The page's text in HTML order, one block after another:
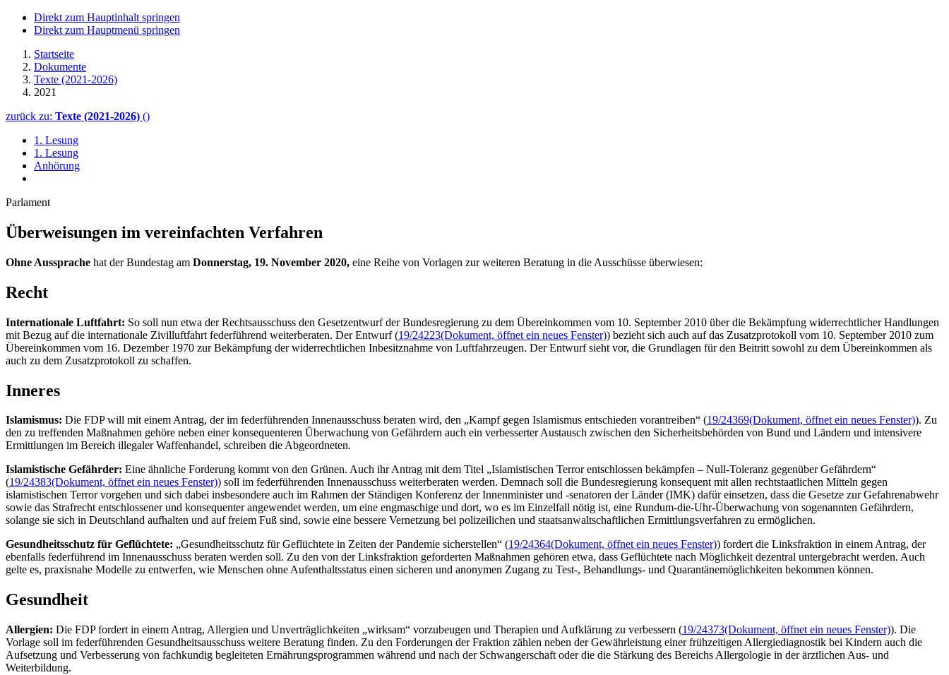
Direkt zum Hauptinhalt springen
Direkt zum Hauptmenü springen
Startseite
Dokumente
Texte (2021-2026)
2021
zurück zu: Texte (2021-2026) ()
1. Lesung
1. Lesung
Anhörung
Parlament
Überweisungen im vereinfachten Verfahren
Ohne Aussprache hat der Bundestag am Donnerstag, 19. November 2020, eine Reihe von Vorlagen zur weiteren Beratung in die Ausschüsse überwiesen:
Recht
Internationale Luftfahrt: So soll nun etwa der Rechtsausschuss den Gesetzentwurf der Bundesregierung zu dem Übereinkommen vom 10. September 2010 über die Bekämpfung widerrechtlicher Handlungen
mit Bezug auf die internationale Zivilluftfahrt federführend weiterberaten. Der Entwurf (19/24223(Dokument, öffnet ein neues Fenster)) bezieht sich auch auf das Zusatzprotokoll vom 10. September 2010 zum
Übereinkommen vom 16. Dezember 1970 zur Bekämpfung der widerrechtlichen Inbesitznahme von Luftfahrzeugen. Der Entwurf sieht vor, die Grundlagen für den Beitritt sowohl zu dem Übereinkommen als
auch zu dem Zusatzprotokoll zu schaffen.
Inneres
Islamismus: Die FDP will mit einem Antrag, der im federführenden Innenausschuss beraten wird, den „Kampf gegen Islamismus entschieden vorantreiben“ (19/24369(Dokument, öffnet ein neues Fenster)). Zu
den zu treffenden Maßnahmen gehöre neben einer konsequenteren Überwachung von Gefährdern auch ein verbesserter Austausch zwischen den Sicherheitsbehörden von Bund und Ländern und intensivere
Ermittlungen im Bereich illegaler Waffenhandel, schreiben die Abgeordneten.
Islamistische Gefährder: Eine ähnliche Forderung kommt von den Grünen. Auch ihr Antrag mit dem Titel „Islamistischen Terror entschlossen bekämpfen – Null-Toleranz gegenüber Gefährdern“
(19/24383(Dokument, öffnet ein neues Fenster)) soll im federführenden Innenausschuss weiterberaten werden. Demnach soll die Bundesregierung konsequent mit allen rechtstaatlichen Mitteln gegen
islamistischen Terror vorgehen und sich dabei insbesondere auch im Rahmen der Ständigen Konferenz der Innenminister und -senatoren der Länder (IMK) dafür einsetzen, dass die Gesetze zur Gefahrenabwehr
sowie das Strafrecht entschlossener und konsequenter angewendet werden, um eine engmaschige und dort, wo es im Einzelfall nötig ist, eine Rundum-die-Uhr-Überwachung von sogenannten Gefährdern,
solange sie sich in Deutschland aufhalten und auf freiem Fuß sind, sowie eine bessere Vernetzung bei polizeilichen und staatsanwaltschaftlichen Ermittlungsverfahren zu ermöglichen.
Gesundheitsschutz für Geflüchtete: „Gesundheitsschutz für Geflüchtete in Zeiten der Pandemie sicherstellen“ (19/24364(Dokument, öffnet ein neues Fenster)) fordert die Linksfraktion in einem Antrag, der
ebenfalls federführend im Innenausschuss beraten werden soll. Zu den von der Linksfraktion geforderten Maßnahmen gehören etwa, dass Geflüchtete nach Möglichkeit dezentral untergebracht werden. Auch
gelte es, praxisnahe Modelle zu entwerfen, wie Menschen ohne Aufenthaltsstatus einen sicheren und anonymen Zugang zu Test-, Behandlungs- und Quarantänemöglichkeiten bekommen können.
Gesundheit
Allergien: Die FDP fordert in einem Antrag, Allergien und Unverträglichkeiten „wirksam“ vorzubeugen und Therapien und Aufklärung zu verbessern (19/24373(Dokument, öffnet ein neues Fenster)). Die
Vorlage soll im federführenden Gesundheitsausschuss weitere Beratung finden. Zu den Forderungen der Fraktion zählen neben der Gewährleistung einer frühzeitigen Allergiediagnostik bei Kindern auch die
Aufsetzung und Verbesserung von fachkundig begleiteten Ernährungsprogrammen während und nach der Schwangerschaft oder die die Stärkung des Bereichs Allergologie in der ärztlichen Aus- und
Weiterbildung.